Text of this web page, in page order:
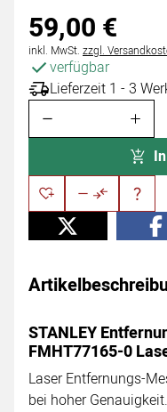
59,00 €
Steuerhinweis:
inkl. MwSt. zzgl.
verfügbar
Lieferzeit 1 - 3
STANLEY
FMHT77165-0
Laser Entfernungs-
bei hoher Genauigkeit.